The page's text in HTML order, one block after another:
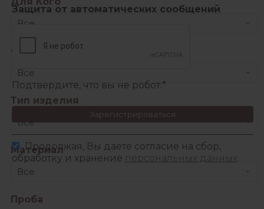
Все
Спецпредложения
Все
Тип изделия
Все
Материал
Все
Проба
Защита от автоматических сообщений
Подтвердите, что вы не робот:*
Зарегистрироваться
Продолжая, Вы даете согласие на сбор,
обработку и хранение